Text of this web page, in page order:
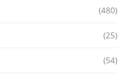
(480)
(25)
(54)